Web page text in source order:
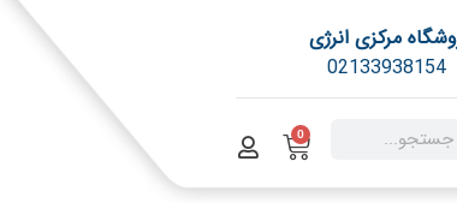
مرکزی انرژی
02133938154
0